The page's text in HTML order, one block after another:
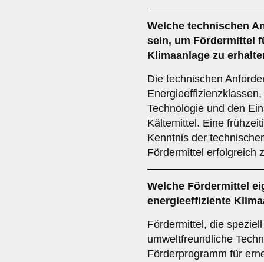
Welche technischen
sein, um Fördermittel
Klimaanlage zu
Die technischen
Technologie und den
Kältemittel. Eine
Kenntnis der
Fördermittel erfolgreich
Welche Fördermittel
energieeffiziente
Fördermittel, die
umweltfreundliche
Förderprogramm für